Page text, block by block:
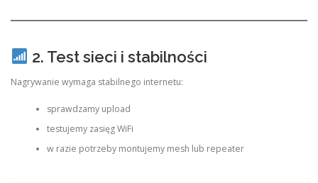
2. Test sieci i stabilności
Nagrywanie wymaga stabilnego internetu:
sprawdzamy upload
testujemy zasięg WiFi
w razie potrzeby montujemy mesh lub repeater